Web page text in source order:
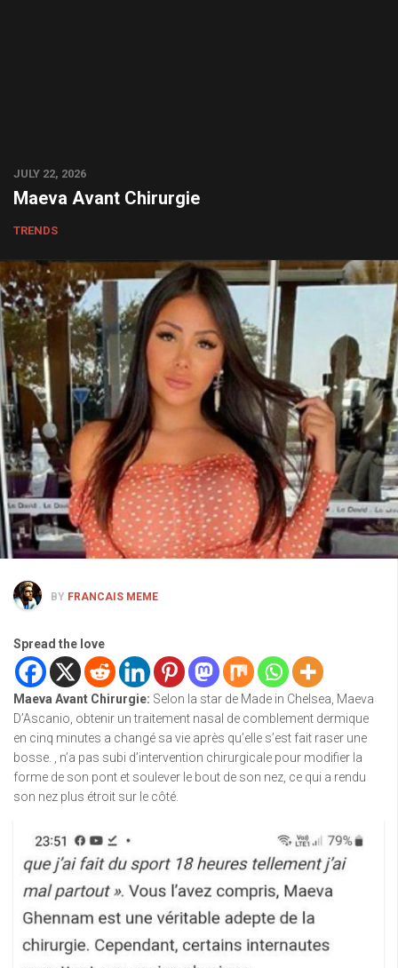
JULY 22, 2026
Maeva Avant Chirurgie
TRENDS
BY FRANCAIS MEME
Spread the love
Maeva Avant Chirurgie: Selon la star de Made in Chelsea, Maeva
D’Ascanio, obtenir un traitement nasal de comblement dermique
en cinq minutes a changé sa vie après qu’elle s’est fait raser une
bosse. , n’a pas subi d’intervention chirurgicale pour modifier la
forme de son pont et soulever le bout de son nez, ce qui a rendu
son nez plus étroit sur le côté.